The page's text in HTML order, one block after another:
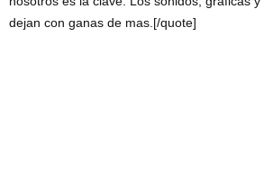
dejan con ganas de mas.[/quote]